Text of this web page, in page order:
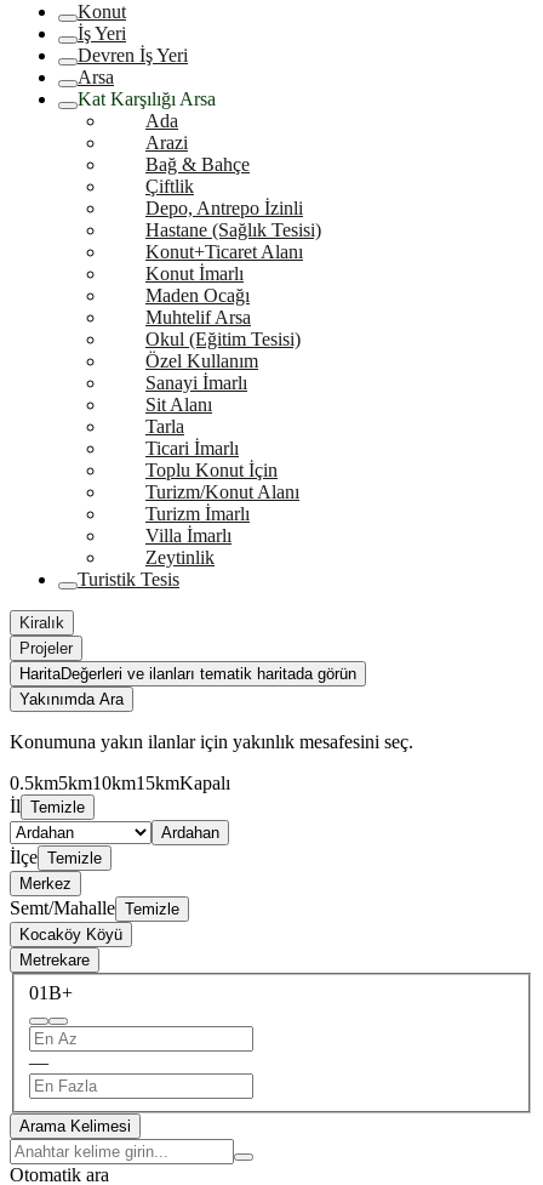
Konut
İş Yeri
Devren İş Yeri
Arsa
Kat Karşılığı Arsa
Ada
Arazi
Bağ & Bahçe
Çiftlik
Depo, Antrepo İzinli
Hastane (Sağlık Tesisi)
Konut+Ticaret Alanı
Konut İmarlı
Maden Ocağı
Muhtelif Arsa
Okul (Eğitim Tesisi)
Özel Kullanım
Sanayi İmarlı
Sit Alanı
Tarla
Ticari İmarlı
Toplu Konut İçin
Turizm/Konut Alanı
Turizm İmarlı
Villa İmarlı
Zeytinlik
Turistik Tesis
Kiralık
Projeler
HaritaDeğerleri ve ilanları tematik haritada görün
Yakınımda Ara
Konumuna yakın ilanlar için yakınlık mesafesini seç.
0.5km5km10km15kmKapalı
İl Temizle
Ardahan
İlçe Temizle
Merkez
Semt/Mahalle Temizle
Kocaköy Köyü
Metrekare
01B+
—
Arama Kelimesi
Otomatik ara